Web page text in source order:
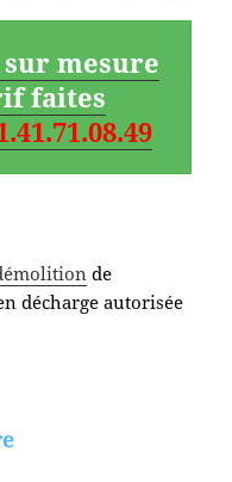
sur mesure
faites
de
décharge autorisée